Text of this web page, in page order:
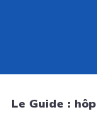
Le Guide :